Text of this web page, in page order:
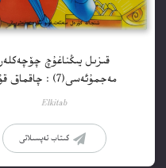
قىزىل يىڭناغۇچ چۆچەكلەر
مەجمۇئەسى(7) : چاقماق قۇتا
Elkitab
كىتاب تەپسىلاتى